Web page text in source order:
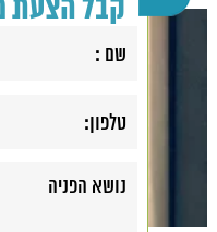
קבל הצעת